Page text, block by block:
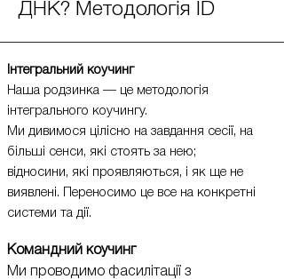
ДНК? Методологія ID
Інтегральний коучинг
Наша родзинка — це методологія
інтегрального коучингу.
Ми дивимося цілісно на завдання сесії, на
більші сенси, які стоять за нею;
відносини, які проявляються, і як ще не
виявлені. Переносимо це все на конкретні
системи та дії.
Командний коучинг
Ми проводимо фасилітації з